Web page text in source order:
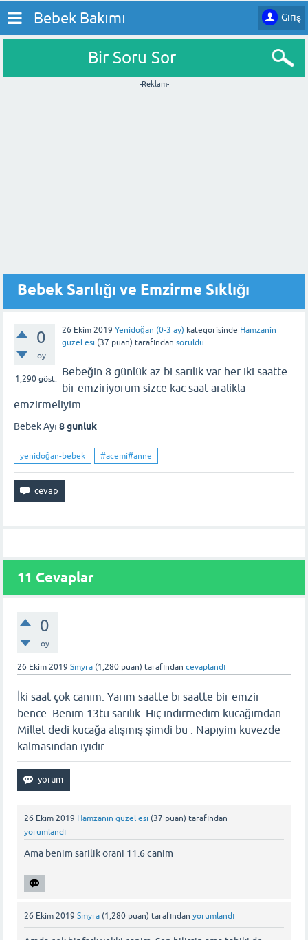
Giriş
Bebek Bakımı
Bir Soru Sor
-Reklam-
Bebek Sarılığı ve Emzirme Sıklığı
0
oy
1,290 göst.
26 Ekim 2019 Yenidoğan (0-3 ay) kategorisinde Hamzanin
guzel esi (37 puan) tarafından soruldu
Bebeğin 8 günlük az bi sarılik var her iki saatte
bir emziriyorum sizce kac saat aralikla
emzirmeliyim
Bebek Ayı 8 gunluk
yenidoğan-bebek #acemi#anne
11 Cevaplar
0
oy
26 Ekim 2019 Smyra (1,280 puan) tarafından cevaplandı
İki saat çok canım. Yarım saatte bı saatte bir emzir
bence. Benim 13tu sarılık. Hiç indirmedim kucağımdan.
Millet dedi kucağa alışmış şimdi bu . Napıyim kuvezde
kalmasından iyidir
26 Ekim 2019 Hamzanin guzel esi (37 puan) tarafından
yorumlandı
Ama benim sarilik orani 11.6 canim
26 Ekim 2019 Smyra (1,280 puan) tarafından yorumlandı